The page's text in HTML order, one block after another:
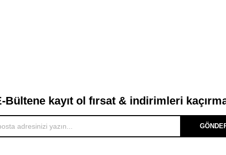
Bültene kayıt ol fırsat & indirimleri